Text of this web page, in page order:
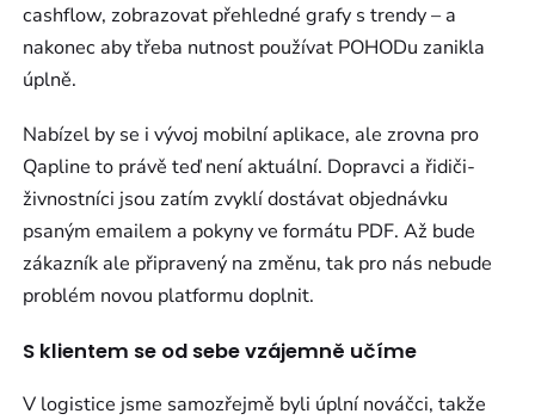
cashflow, zobrazovat přehledné grafy s trendy – a
nakonec aby třeba nutnost používat POHODu zanikla
úplně.
Nabízel by se i vývoj mobilní aplikace, ale zrovna pro
Qapline to právě teď není aktuální. Dopravci a řidiči-
živnostníci jsou zatím zvyklí dostávat objednávku
psaným emailem a pokyny ve formátu PDF. Až bude
zákazník ale připravený na změnu, tak pro nás nebude
problém novou platformu doplnit.
S klientem se od sebe vzájemně učíme
V logistice jsme samozřejmě byli úplní nováčci, takže